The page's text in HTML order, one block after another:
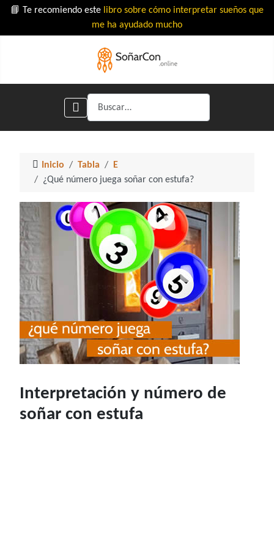
📘 Te recomiendo este libro sobre cómo interpretar sueños que
me ha ayudado mucho
Buscar
Inicio Tabla
E
¿Qué número juega soñar con estufa?
Interpretación y número de
soñar con estufa